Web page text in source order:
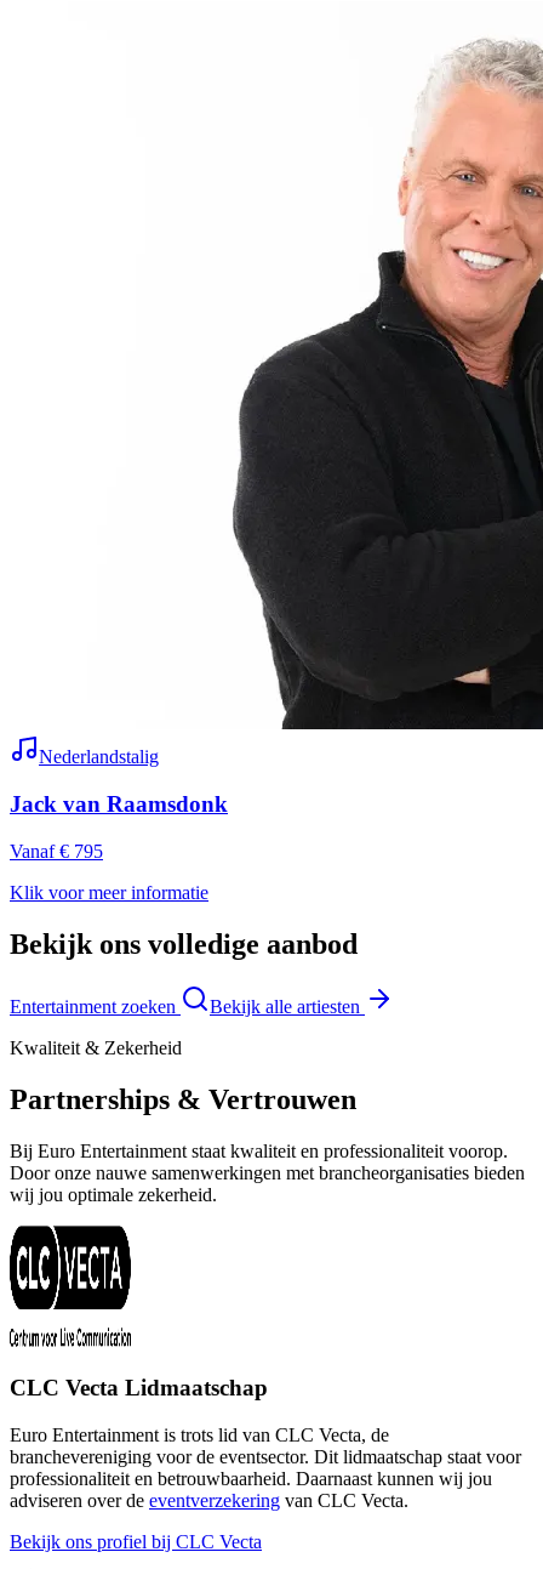
Nederlandstalig
Jack van Raamsdonk
Vanaf € 795
Klik voor meer informatie
Bekijk ons volledige aanbod
Entertainment zoeken
Bekijk alle artiesten
Kwaliteit & Zekerheid
Partnerships & Vertrouwen
Bij Euro Entertainment staat kwaliteit en professionaliteit voorop.
Door onze nauwe samenwerkingen met brancheorganisaties bieden
wij jou optimale zekerheid.
CLC Vecta Lidmaatschap
Euro Entertainment is trots lid van CLC Vecta, de
branchevereniging voor de eventsector. Dit lidmaatschap staat voor
professionaliteit en betrouwbaarheid. Daarnaast kunnen wij jou
adviseren over de eventverzekering van CLC Vecta.
Bekijk ons profiel bij CLC Vecta